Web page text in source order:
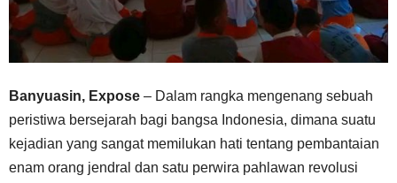
Banyuasin, Expose – Dalam rangka mengenang sebuah
peristiwa bersejarah bagi bangsa Indonesia, dimana suatu
kejadian yang sangat memilukan hati tentang pembantaian
enam orang jendral dan satu perwira pahlawan revolusi